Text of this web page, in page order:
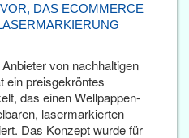
DAS ECOMMERCE
von nachhaltigen
ein preisgekröntes
das einen Wellpappen-
lasermarkierten
Das Konzept wurde für